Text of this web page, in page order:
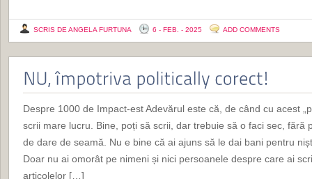
SCRIS DE ANGELA FURTUNA 6 - FEB. - 2025 ADD COMMENTS
Despre 1000 de Impact-est Adevărul este că, de când cu acest
scrii mare lucru. Bine, poți să scrii, dar trebuie să o faci sec, fără
de dare de seamă. Nu e bine că ai ajuns să le dai bani pentru
Doar nu ai omorât pe nimeni și nici persoanele despre care ai
articolelor […]